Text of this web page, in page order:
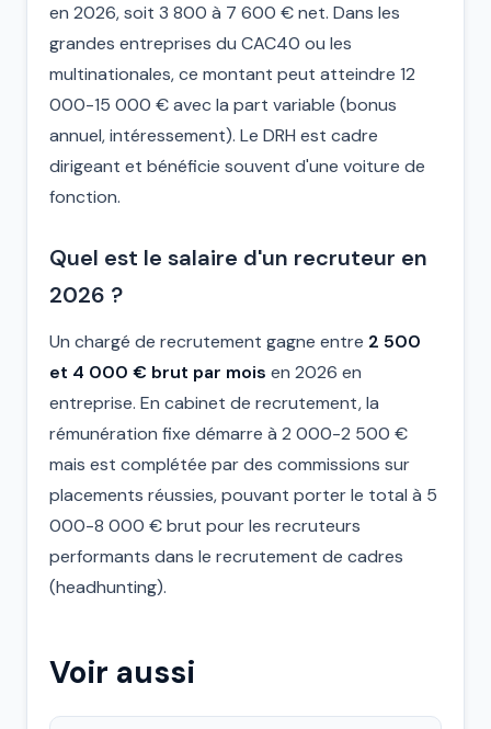
en 2026, soit 3 800 à 7 600 € net. Dans les
grandes entreprises du CAC40 ou les
multinationales, ce montant peut atteindre 12
000-15 000 € avec la part variable (bonus
annuel, intéressement). Le DRH est cadre
dirigeant et bénéficie souvent d'une voiture de
fonction.
Quel est le salaire d'un recruteur en
2026 ?
Un chargé de recrutement gagne entre 2 500
et 4 000 € brut par mois en 2026 en
entreprise. En cabinet de recrutement, la
rémunération fixe démarre à 2 000-2 500 €
mais est complétée par des commissions sur
placements réussies, pouvant porter le total à 5
000-8 000 € brut pour les recruteurs
performants dans le recrutement de cadres
(headhunting).
Voir aussi